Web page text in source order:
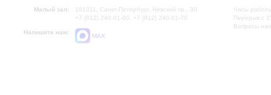
Малый зал:
191011, Санкт-Петербург, Невский пр., 30
+7 (812) 240-01-00, +7 (812) 240-01-70
Напишите нам:
MAX
Часы
Перерыв с
Вопросы